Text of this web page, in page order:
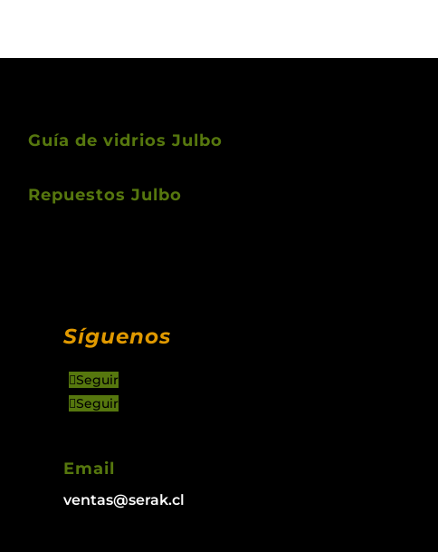
Guía de vidrios Julbo
Repuestos Julbo
Síguenos
Seguir
Seguir
Email
ventas@serak.cl